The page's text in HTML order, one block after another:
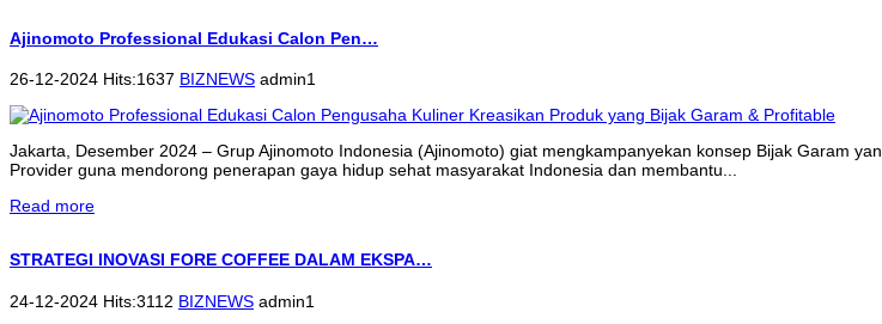
Ajinomoto Professional Edukasi Calon Pen…
26-12-2024 Hits:1637 BIZNEWS admin1
Jakarta, Desember 2024 – Grup Ajinomoto Indonesia (Ajinomoto) giat mengkampanyekan konsep Bijak Garam
Provider guna mendorong penerapan gaya hidup sehat masyarakat Indonesia dan membantu...
Read more
STRATEGI INOVASI FORE COFFEE DALAM EKSPA…
24-12-2024 Hits:3112 BIZNEWS admin1